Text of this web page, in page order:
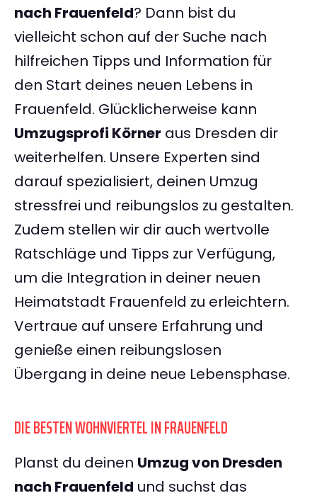
nach Frauenfeld? Dann bist du
vielleicht schon auf der Suche nach
hilfreichen Tipps und Information für
den Start deines neuen Lebens in
Frauenfeld. Glücklicherweise kann
Umzugsprofi Körner aus Dresden dir
weiterhelfen. Unsere Experten sind
darauf spezialisiert, deinen Umzug
stressfrei und reibungslos zu gestalten.
Zudem stellen wir dir auch wertvolle
Ratschläge und Tipps zur Verfügung,
um die Integration in deiner neuen
Heimatstadt Frauenfeld zu erleichtern.
Vertraue auf unsere Erfahrung und
genieße einen reibungslosen
Übergang in deine neue Lebensphase.
DIE BESTEN WOHNVIERTEL IN FRAUENFELD
Planst du deinen Umzug von Dresden
nach Frauenfeld und suchst das